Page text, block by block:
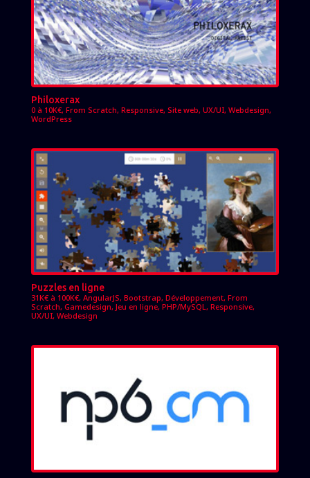
Philoxerax
0 à 10K€, From Scratch, Responsive, Site web, UX/UI, Webdesign,
WordPress
Puzzles en ligne
31K€ à 100K€, AngularJS, Bootstrap, Développement, From
Scratch, Gamedesign, Jeu en ligne, PHP/MySQL, Responsive,
UX/UI, Webdesign